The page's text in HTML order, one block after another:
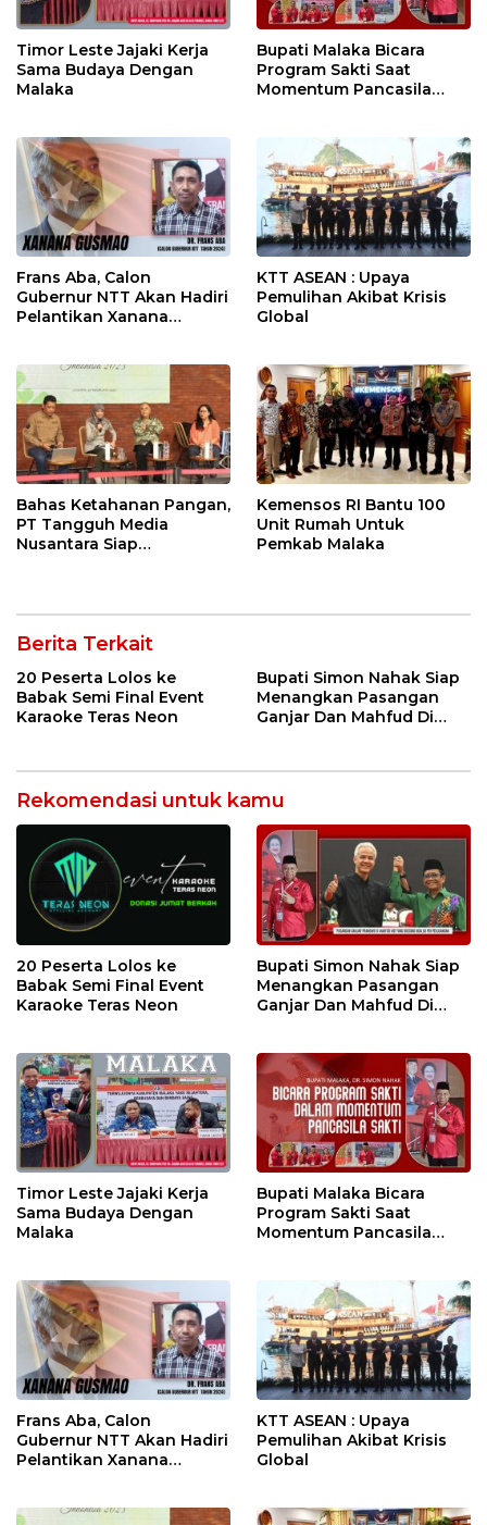
Timor Leste Jajaki Kerja
Sama Budaya Dengan
Malaka
Bupati Malaka Bicara
Program Sakti Saat
Momentum Pancasila
Frans Aba, Calon
Gubernur NTT Akan Hadiri
Pelantikan Xanana
KTT ASEAN : Upaya
Pemulihan Akibat Krisis
Global
Bahas Ketahanan Pangan,
PT Tangguh Media
Nusantara Siap
Kemensos RI Bantu 100
Unit Rumah Untuk
Pemkab Malaka
Berita Terkait
20 Peserta Lolos ke
Babak Semi Final Event
Karaoke Teras Neon
Bupati Simon Nahak Siap
Menangkan Pasangan
Ganjar Dan Mahfud Di
Rekomendasi untuk kamu
20 Peserta Lolos ke
Babak Semi Final Event
Karaoke Teras Neon
Bupati Simon Nahak Siap
Menangkan Pasangan
Ganjar Dan Mahfud Di
Timor Leste Jajaki Kerja
Sama Budaya Dengan
Malaka
Bupati Malaka Bicara
Program Sakti Saat
Momentum Pancasila
Frans Aba, Calon
Gubernur NTT Akan Hadiri
Pelantikan Xanana
KTT ASEAN : Upaya
Pemulihan Akibat Krisis
Global